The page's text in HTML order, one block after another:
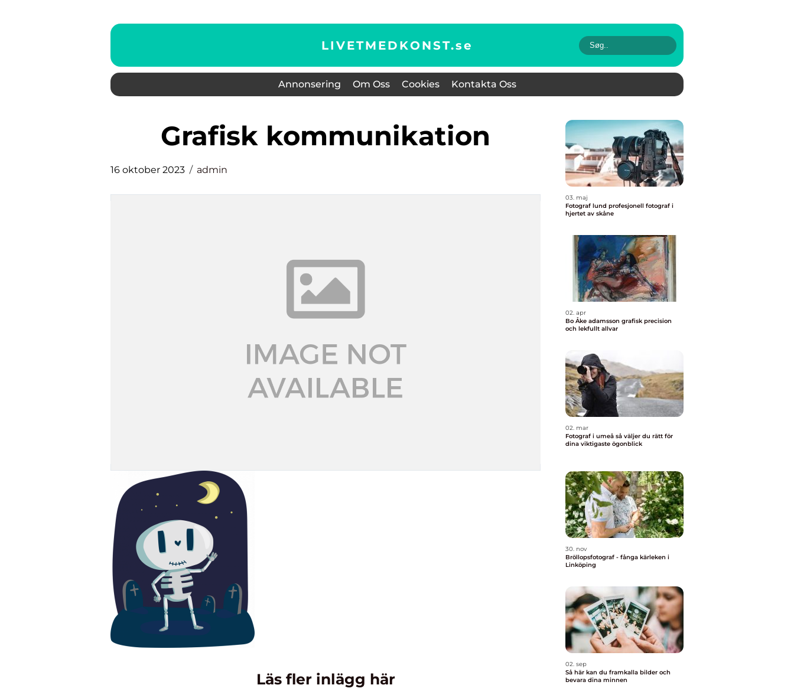
LIVETMEDKONST.se
Annonsering Om Oss Cookies Kontakta Oss
grafisk kommunikation
16 oktober 2023 admin
Läs fler inlägg här
03. maj
Fotograf lund profesjonell fotograf i
hjertet av skåne
02. apr
Bo Åke adamsson grafisk precision
och lekfullt allvar
02. mar
Fotograf i umeå så väljer du rätt för
dina viktigaste ögonblick
30. nov
Bröllopsfotograf - fånga kärleken i
Linköping
02. sep
Så här kan du framkalla bilder och
bevara dina minnen